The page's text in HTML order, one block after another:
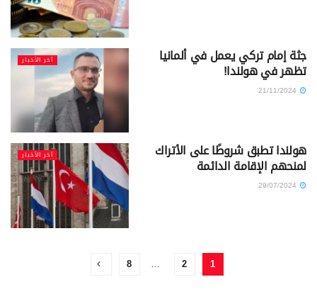
آخر الأخبار جثة إمام تركي يعمل في ألمانيا
تظهر في هولندا!
آخر الأخبار هولندا تطبق شروطًا على الأتراك
لمنحهم الإقامة الدائمة
1
2
…
8